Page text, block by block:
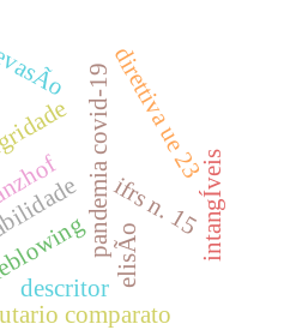
pandemia covid-19elisÃo
direttiva ue 23
comparato
ifrs n. 15intangÍveis
descritor